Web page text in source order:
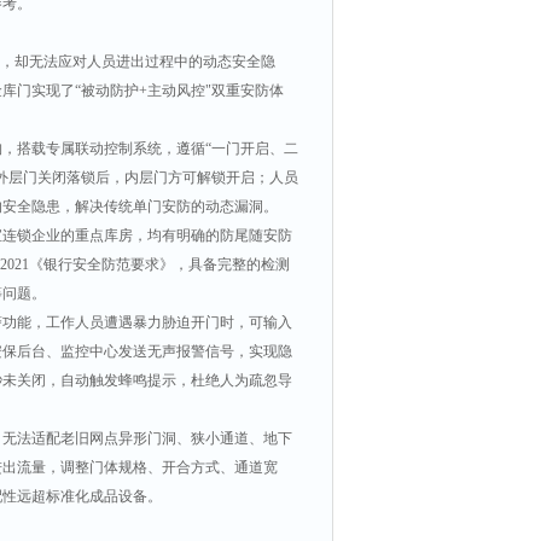
。
却无法应对人员进出过程中的动态安全隐
门实现了“被动防护+主动风控"双重安防体
搭载专属联动控制系统，遵循“一门开启、二
门关闭落锁后，内层门方可解锁开启；人员
全隐患，解决传统单门安防的动态漏洞。
锁企业的重点库房，均有明确的防尾随安防
《银行安全防范要求》，具备完整的检测
题。
能，工作人员遭遇暴力胁迫开门时，可输入
后台、监控中心发送无声报警信号，实现隐
关闭，自动触发蜂鸣提示，杜绝人为疏忽导
法适配老旧网点异形门洞、狭小通道、地下
流量，调整门体规格、开合方式、通道宽
远超标准化成品设备。